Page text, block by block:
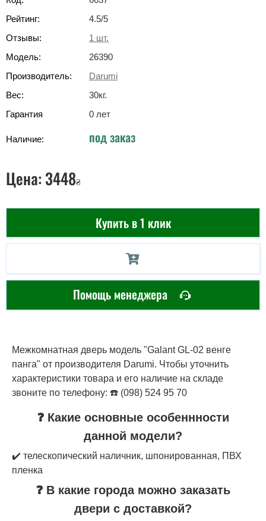
Рейтинг:
4.5/5
Отзывы:
1 шт.
Модель:
26390
Производитель:
Darumi
Вес:
30кг.
Гарантия
0 лет
Наличие: под заказ
Цена: 3448₴
Купить в 1 клик
Помощь менеджера
Межкомнатная дверь модель "Galant GL-02 венге
панга" от производителя Darumi. Чтобы уточнить
характеристики товара и его наличие на складе
звоните по телефону: ☎️ (098) 524 95 70
❓ Какие основные особеннности
данной модели?
✔️ телескопический наличник, шпонированная, ПВХ
пленка
❓ В какие города можно заказать
двери с доставкой?